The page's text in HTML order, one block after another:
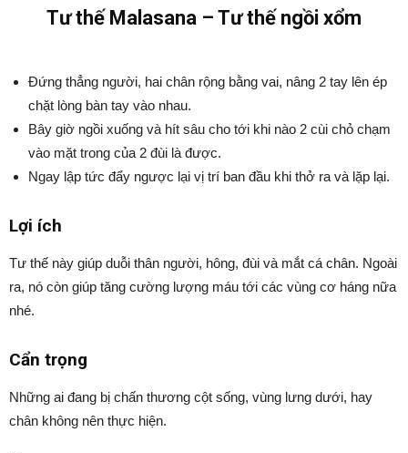
Tư thế Malasana – Tư thế ngồi xổm
Đứng thẳng người, hai chân rộng bằng vai, nâng 2 tay lên ép
chặt lòng bàn tay vào nhau.
Bây giờ ngồi xuống và hít sâu cho tới khi nào 2 cùi chỏ chạm
vào mặt trong của 2 đùi là được.
Ngay lập tức đẩy ngược lại vị trí ban đầu khi thở ra và lặp lại.
Lợi ích
Tư thế này giúp duỗi thân người, hông, đùi và mắt cá chân. Ngoài
ra, nó còn giúp tăng cường lượng máu tới các vùng cơ háng nữa
nhé.
Cẩn trọng
Những ai đang bị chấn thương cột sống, vùng lưng dưới, hay
chân không nên thực hiện.